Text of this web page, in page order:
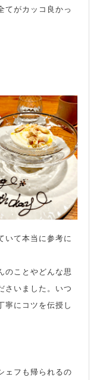
てがカッコ良かっ
いて本当に参考に
のことやどんな思
さいました。いつ
寧にコツを伝授し
ェフも帰られるの